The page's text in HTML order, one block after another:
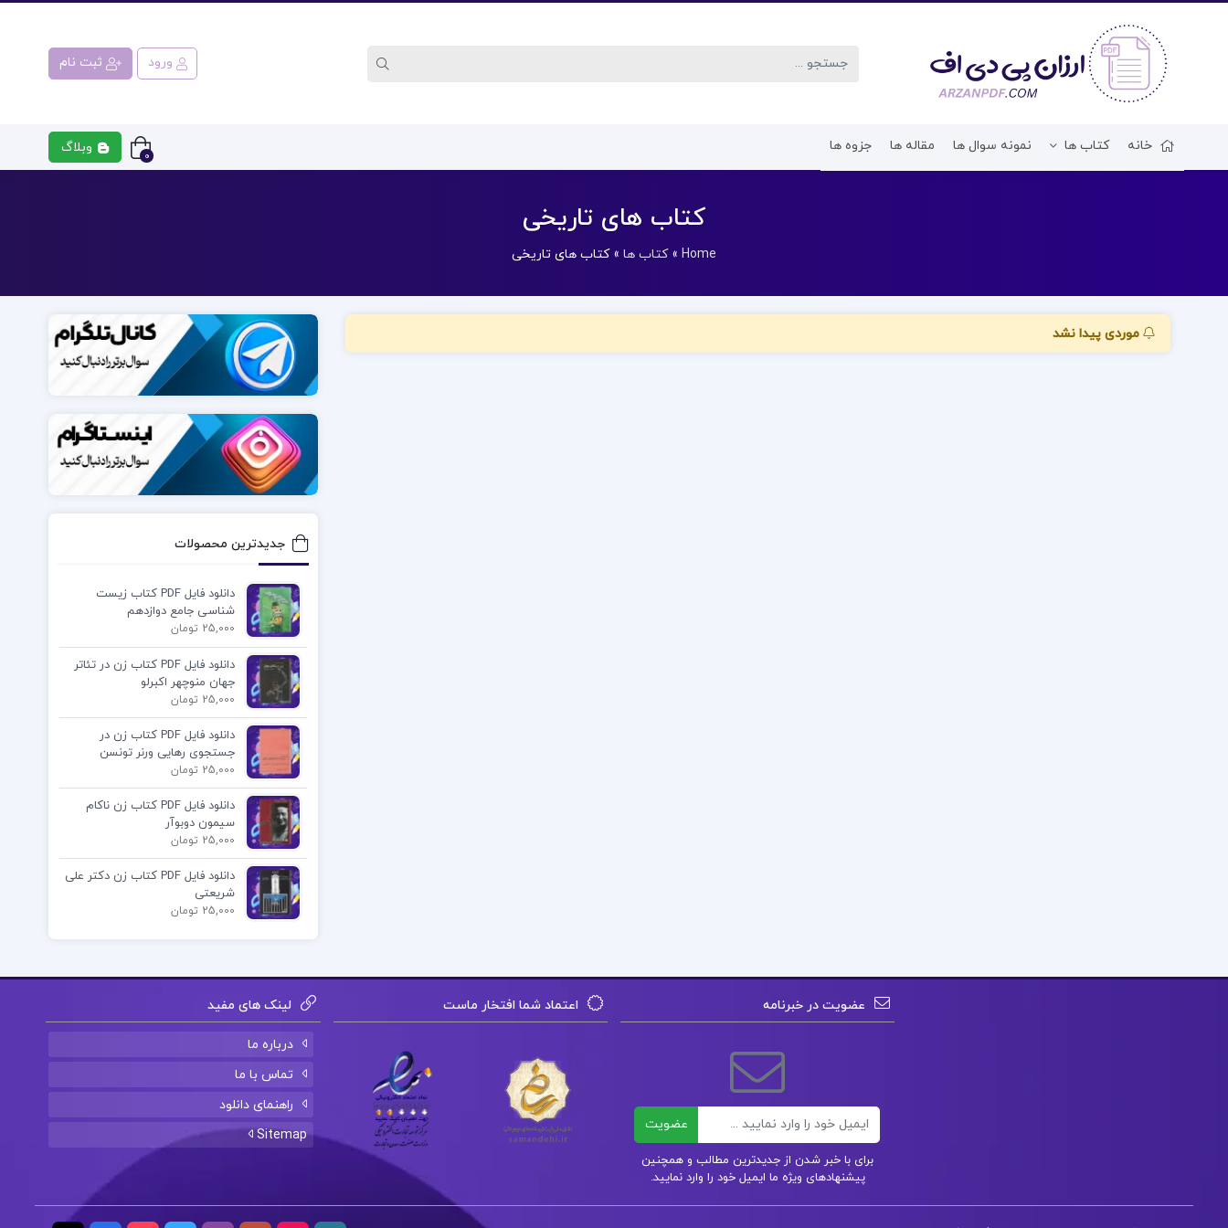
ورود ثبت نام
خانه کتاب ها نمونه سوال ها مقاله ها جزوه ها
0 وبلاگ
کتاب های تاریخی
Home
»کتاب ها »کتاب های تاریخی
موردی پیدا نشد
جدیدترین محصولات
دانلود فایل PDF کتاب زیست
شناسی جامع دوازدهم
25,000 تومان
دانلود فایل PDF کتاب زن در تئاتر
جهان منوچهر اکبرلو
25,000 تومان
دانلود فایل PDF کتاب زن در
جستجوی رهایی ورنر تونسن
25,000 تومان
دانلود فایل PDF کتاب زن ناکام
سیمون دوبوآر
25,000 تومان
دانلود فایل PDF کتاب زن دکتر علی
شریعتی
25,000 تومان
عضویت در خبرنامه
ایمیل عضویت
برای با خبر شدن از جدیدترین مطالب و همچنین
پیشنهادهای ویژه ما ایمیل خود را وارد نمایید.
اعتماد شما افتخار ماست لینک های مفید
درباره ما
تماس با ما
راهنمای دانلود
Sitemap